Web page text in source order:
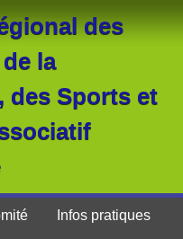
des
la
des Sports et
Infos pratiques